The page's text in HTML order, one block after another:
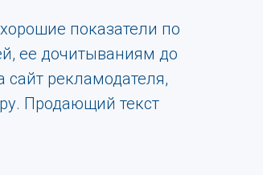
показатели по
ее дочитываниям до
рекламодателя,
Продающий текст